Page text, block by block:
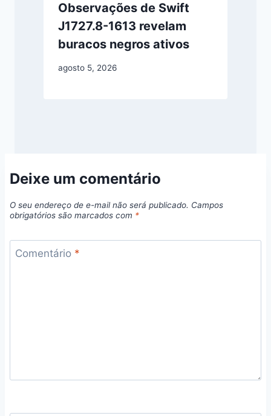
Observações de Swift
J1727.8-1613 revelam
buracos negros ativos
agosto 5, 2026
Deixe um comentário
O seu endereço de e-mail não será publicado. Campos
obrigatórios são marcados com *
Comentário *